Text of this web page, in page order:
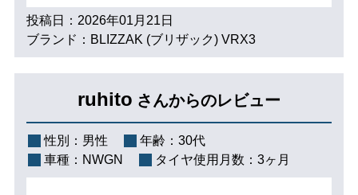
投稿日：2026年01月21日
ブランド：BLIZZAK (ブリザック) VRX3
ruhito さんからのレビュー
性別： 男性 年齢： 30代
車種： NWGN タイヤ使用月数： 3ヶ月